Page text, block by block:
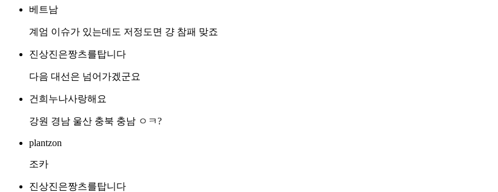
베트남
계엄 이슈가 있는데도 저정도면 걍 참패 맞죠
진상진은짱츠를탑니다
다음 대선은 넘어가겠군요
건희누나사랑해요
강원 경남 울산 충북 충남 ㅇㅋ?
plantzon
조카
진상진은짱츠를탑니다